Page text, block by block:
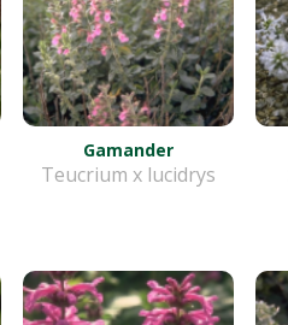
Gamander
Teucrium x lucidrys